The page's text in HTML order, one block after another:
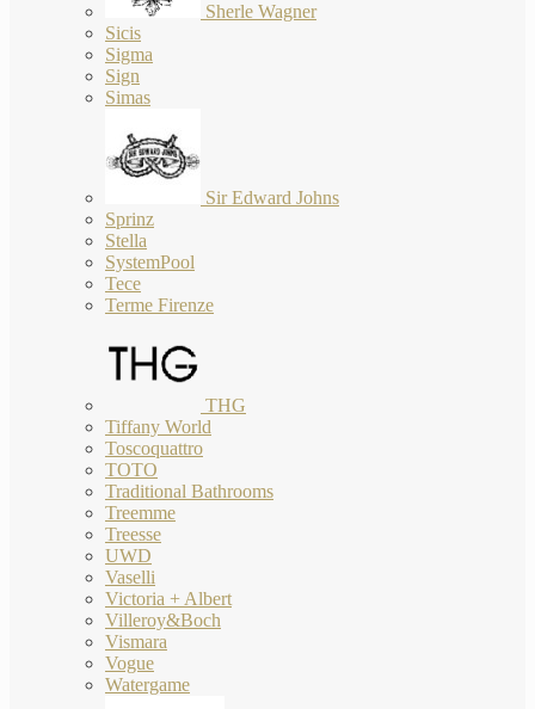
Sherle Wagner
Sicis
Sigma
Sign
Simas
Sir Edward Johns
Sprinz
Stella
SystemPool
Tece
Terme Firenze
THG
Tiffany World
Toscoquattro
TOTO
Traditional Bathrooms
Treemme
Treesse
UWD
Vaselli
Victoria + Albert
Villeroy&Boch
Vismara
Vogue
Watergame